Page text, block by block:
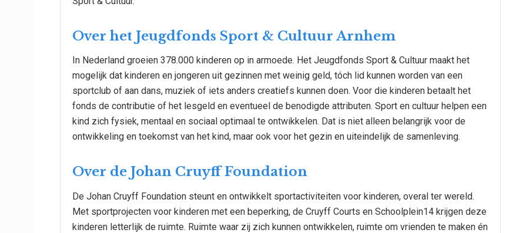
Over het Jeugdfonds Sport & Cultuur Arnhem
In Nederland groeien 378.000 kinderen op in armoede. Het Jeugdfonds Sport & Cultuur maakt het
mogelijk dat kinderen en jongeren uit gezinnen met weinig geld, tóch lid kunnen worden van een
sportclub of aan dans, muziek of iets anders creatiefs kunnen doen. Voor die kinderen betaalt het
fonds de contributie of het lesgeld en eventueel de benodigde attributen. Sport en cultuur helpen een
kind zich fysiek, mentaal en sociaal optimaal te ontwikkelen. Dat is niet alleen belangrijk voor de
ontwikkeling en toekomst van het kind, maar ook voor het gezin en uiteindelijk de samenleving.
Over de Johan Cruyff Foundation
De Johan Cruyff Foundation steunt en ontwikkelt sportactiviteiten voor kinderen, overal ter wereld.
Met sportprojecten voor kinderen met een beperking, de Cruyff Courts en Schoolplein14 krijgen deze
kinderen letterlijk de ruimte. Ruimte waar zij zich kunnen ontwikkelen, ruimte om vrienden te maken én